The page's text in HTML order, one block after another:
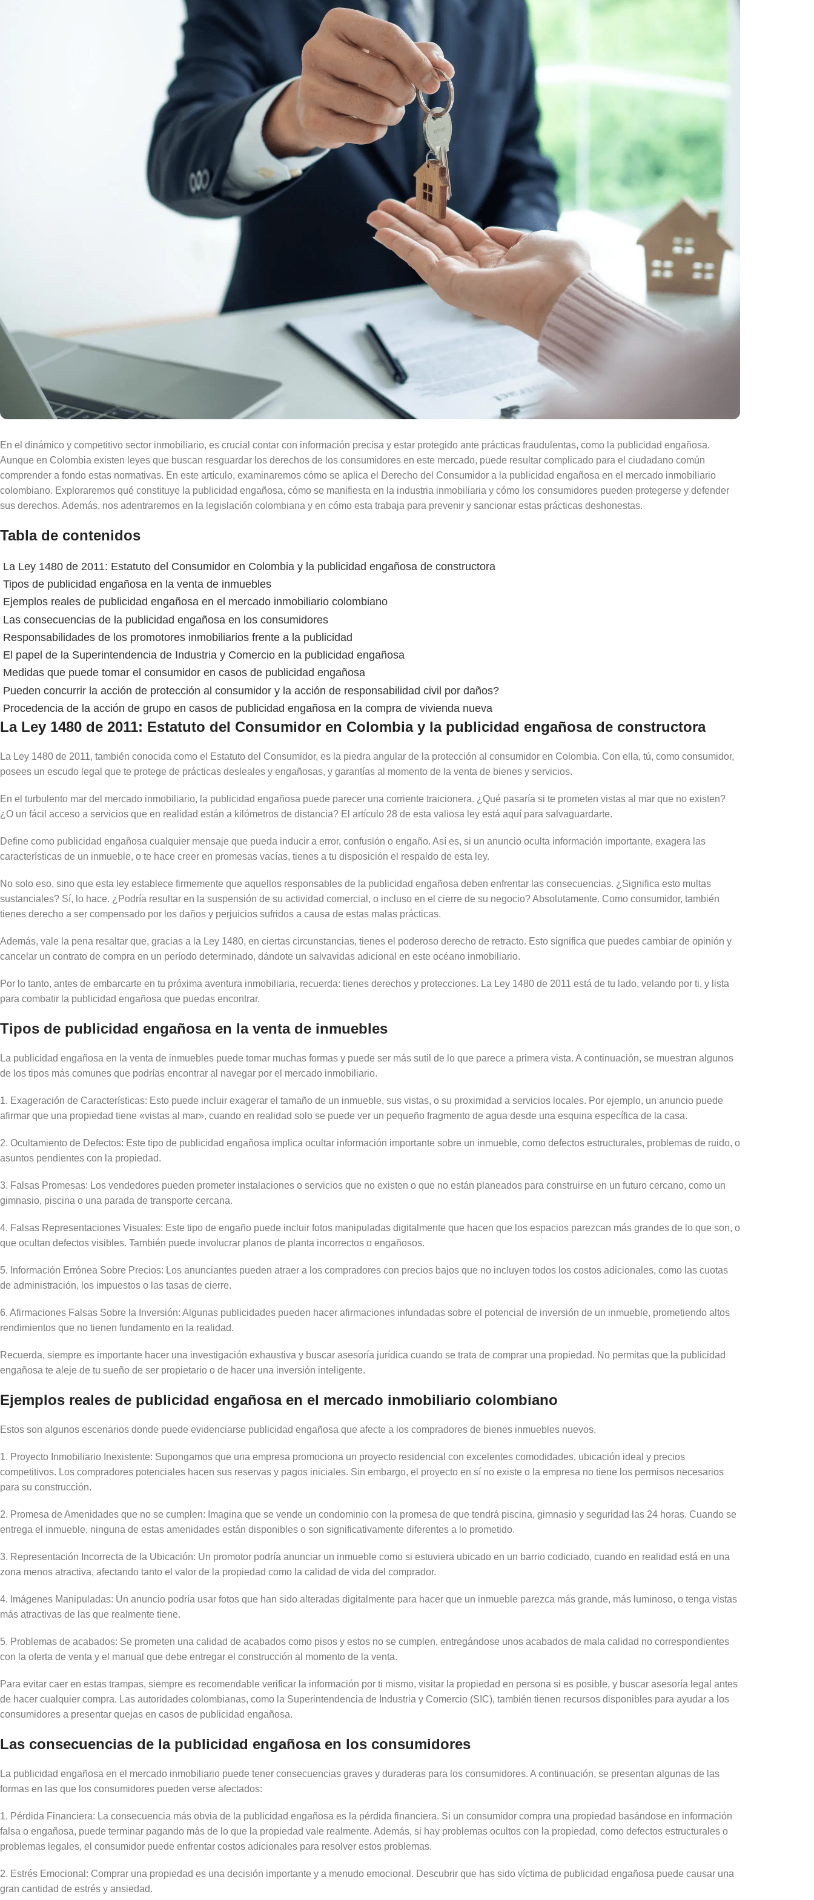
En el dinámico y competitivo sector inmobiliario, es crucial contar con información precisa y estar protegido ante prácticas fraudulentas, como la publicidad engañosa.
Aunque en Colombia existen leyes que buscan resguardar los derechos de los consumidores en este mercado, puede resultar complicado para el ciudadano común
comprender a fondo estas normativas. En este artículo, examinaremos cómo se aplica el Derecho del Consumidor a la publicidad engañosa en el mercado inmobiliario
colombiano. Exploraremos qué constituye la publicidad engañosa, cómo se manifiesta en la industria inmobiliaria y cómo los consumidores pueden protegerse y defender
sus derechos. Además, nos adentraremos en la legislación colombiana y en cómo esta trabaja para prevenir y sancionar estas prácticas deshonestas.
Tabla de contenidos
La Ley 1480 de 2011: Estatuto del Consumidor en Colombia y la publicidad engañosa de constructora
Tipos de publicidad engañosa en la venta de inmuebles
Ejemplos reales de publicidad engañosa en el mercado inmobiliario colombiano
Las consecuencias de la publicidad engañosa en los consumidores
Responsabilidades de los promotores inmobiliarios frente a la publicidad
El papel de la Superintendencia de Industria y Comercio en la publicidad engañosa
Medidas que puede tomar el consumidor en casos de publicidad engañosa
Pueden concurrir la acción de protección al consumidor y la acción de responsabilidad civil por daños?
Procedencia de la acción de grupo en casos de publicidad engañosa en la compra de vivienda nueva
La Ley 1480 de 2011: Estatuto del Consumidor en Colombia y la publicidad engañosa de constructora
La Ley 1480 de 2011, también conocida como el Estatuto del Consumidor, es la piedra angular de la protección al consumidor en Colombia. Con ella, tú, como consumidor,
posees un escudo legal que te protege de prácticas desleales y engañosas, y garantías al momento de la venta de bienes y servicios.
En el turbulento mar del mercado inmobiliario, la publicidad engañosa puede parecer una corriente traicionera. ¿Qué pasaría si te prometen vistas al mar que no existen?
¿O un fácil acceso a servicios que en realidad están a kilómetros de distancia? El artículo 28 de esta valiosa ley está aquí para salvaguardarte.
Define como publicidad engañosa cualquier mensaje que pueda inducir a error, confusión o engaño. Así es, si un anuncio oculta información importante, exagera las
características de un inmueble, o te hace creer en promesas vacías, tienes a tu disposición el respaldo de esta ley.
No solo eso, sino que esta ley establece firmemente que aquellos responsables de la publicidad engañosa deben enfrentar las consecuencias. ¿Significa esto multas
sustanciales? Sí, lo hace. ¿Podría resultar en la suspensión de su actividad comercial, o incluso en el cierre de su negocio? Absolutamente. Como consumidor, también
tienes derecho a ser compensado por los daños y perjuicios sufridos a causa de estas malas prácticas.
Además, vale la pena resaltar que, gracias a la Ley 1480, en ciertas circunstancias, tienes el poderoso derecho de retracto. Esto significa que puedes cambiar de opinión y
cancelar un contrato de compra en un período determinado, dándote un salvavidas adicional en este océano inmobiliario.
Por lo tanto, antes de embarcarte en tu próxima aventura inmobiliaria, recuerda: tienes derechos y protecciones. La Ley 1480 de 2011 está de tu lado, velando por ti, y lista
para combatir la publicidad engañosa que puedas encontrar.
Tipos de publicidad engañosa en la venta de inmuebles
La publicidad engañosa en la venta de inmuebles puede tomar muchas formas y puede ser más sutil de lo que parece a primera vista. A continuación, se muestran algunos
de los tipos más comunes que podrías encontrar al navegar por el mercado inmobiliario.
1. Exageración de Características: Esto puede incluir exagerar el tamaño de un inmueble, sus vistas, o su proximidad a servicios locales. Por ejemplo, un anuncio puede
afirmar que una propiedad tiene «vistas al mar», cuando en realidad solo se puede ver un pequeño fragmento de agua desde una esquina específica de la casa.
2. Ocultamiento de Defectos: Este tipo de publicidad engañosa implica ocultar información importante sobre un inmueble, como defectos estructurales, problemas de ruido, o
asuntos pendientes con la propiedad.
3. Falsas Promesas: Los vendedores pueden prometer instalaciones o servicios que no existen o que no están planeados para construirse en un futuro cercano, como un
gimnasio, piscina o una parada de transporte cercana.
4. Falsas Representaciones Visuales: Este tipo de engaño puede incluir fotos manipuladas digitalmente que hacen que los espacios parezcan más grandes de lo que son, o
que ocultan defectos visibles. También puede involucrar planos de planta incorrectos o engañosos.
5. Información Errónea Sobre Precios: Los anunciantes pueden atraer a los compradores con precios bajos que no incluyen todos los costos adicionales, como las cuotas
de administración, los impuestos o las tasas de cierre.
6. Afirmaciones Falsas Sobre la Inversión: Algunas publicidades pueden hacer afirmaciones infundadas sobre el potencial de inversión de un inmueble, prometiendo altos
rendimientos que no tienen fundamento en la realidad.
Recuerda, siempre es importante hacer una investigación exhaustiva y buscar asesoría jurídica cuando se trata de comprar una propiedad. No permitas que la publicidad
engañosa te aleje de tu sueño de ser propietario o de hacer una inversión inteligente.
Ejemplos reales de publicidad engañosa en el mercado inmobiliario colombiano
Estos son algunos escenarios donde puede evidenciarse publicidad engañosa que afecte a los compradores de bienes inmuebles nuevos.
1. Proyecto Inmobiliario Inexistente: Supongamos que una empresa promociona un proyecto residencial con excelentes comodidades, ubicación ideal y precios
competitivos. Los compradores potenciales hacen sus reservas y pagos iniciales. Sin embargo, el proyecto en sí no existe o la empresa no tiene los permisos necesarios
para su construcción.
2. Promesa de Amenidades que no se cumplen: Imagina que se vende un condominio con la promesa de que tendrá piscina, gimnasio y seguridad las 24 horas. Cuando se
entrega el inmueble, ninguna de estas amenidades están disponibles o son significativamente diferentes a lo prometido.
3. Representación Incorrecta de la Ubicación: Un promotor podría anunciar un inmueble como si estuviera ubicado en un barrio codiciado, cuando en realidad está en una
zona menos atractiva, afectando tanto el valor de la propiedad como la calidad de vida del comprador.
4. Imágenes Manipuladas: Un anuncio podría usar fotos que han sido alteradas digitalmente para hacer que un inmueble parezca más grande, más luminoso, o tenga vistas
más atractivas de las que realmente tiene.
5. Problemas de acabados: Se prometen una calidad de acabados como pisos y estos no se cumplen, entregándose unos acabados de mala calidad no correspondientes
con la oferta de venta y el manual que debe entregar el construcción al momento de la venta.
Para evitar caer en estas trampas, siempre es recomendable verificar la información por ti mismo, visitar la propiedad en persona si es posible, y buscar asesoría legal antes
de hacer cualquier compra. Las autoridades colombianas, como la Superintendencia de Industria y Comercio (SIC), también tienen recursos disponibles para ayudar a los
consumidores a presentar quejas en casos de publicidad engañosa.
Las consecuencias de la publicidad engañosa en los consumidores
La publicidad engañosa en el mercado inmobiliario puede tener consecuencias graves y duraderas para los consumidores. A continuación, se presentan algunas de las
formas en las que los consumidores pueden verse afectados:
1. Pérdida Financiera: La consecuencia más obvia de la publicidad engañosa es la pérdida financiera. Si un consumidor compra una propiedad basándose en información
falsa o engañosa, puede terminar pagando más de lo que la propiedad vale realmente. Además, si hay problemas ocultos con la propiedad, como defectos estructurales o
problemas legales, el consumidor puede enfrentar costos adicionales para resolver estos problemas.
2. Estrés Emocional: Comprar una propiedad es una decisión importante y a menudo emocional. Descubrir que has sido víctima de publicidad engañosa puede causar una
gran cantidad de estrés y ansiedad.